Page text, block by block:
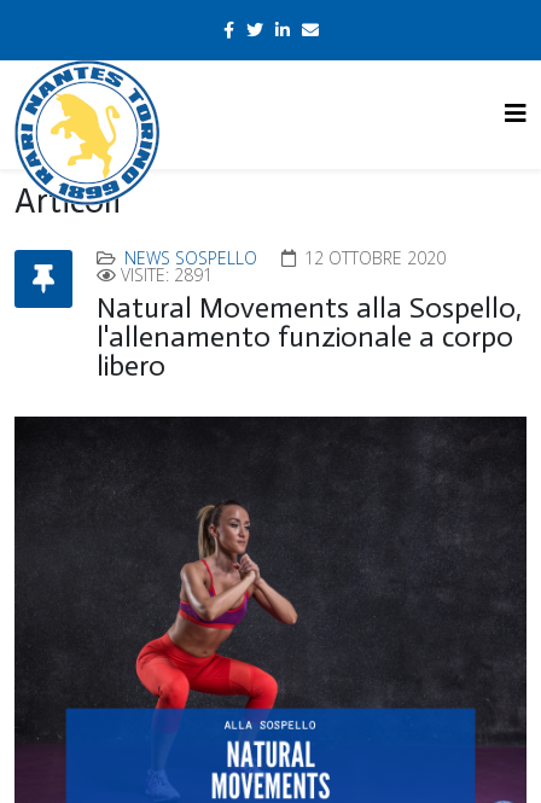
Articoli
NEWS SOSPELLO 12 OTTOBRE 2020
VISITE: 2891
Natural Movements alla Sospello,
l'allenamento funzionale a corpo
libero